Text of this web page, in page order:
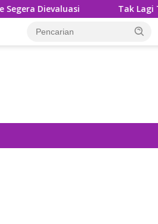
Tak Lagi Tunggu